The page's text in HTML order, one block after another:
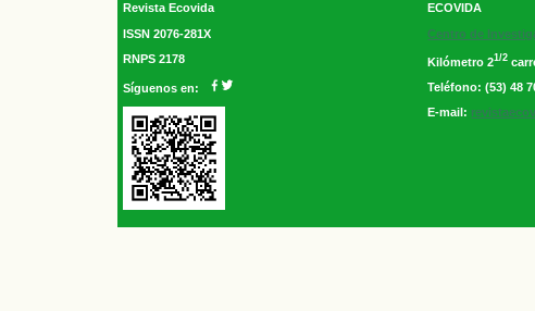
Revista Ecovida
ISSN 2076-281X
RNPS 2178
Síguenos en:
ECOVIDA
Centro de
Kilómetro 21/2
Teléfono: (53) 48
E-mail: